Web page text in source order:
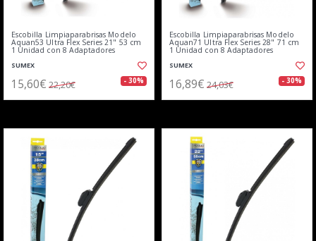
Escobilla Limpiaparabrisas Modelo
Aquan53 Ultra Flex Series 21" 53 cm
1 Unidad con 8 Adaptadores
SUMEX
15,60€ 22,20€ - 30%
Escobilla Limpiaparabrisas Modelo
Aquan71 Ultra Flex Series 28" 71 cm
1 Unidad con 8 Adaptadores
SUMEX
16,89€ 24,03€ - 30%